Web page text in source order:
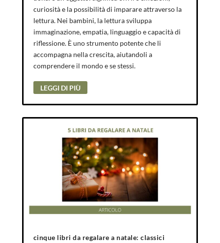
curiosità e la possibilità di imparare attraverso la
lettura. Nei bambini, la lettura sviluppa
immaginazione, empatia, linguaggio e capacità di
riflessione. È uno strumento potente che li
accompagna nella crescita, aiutandoli a
comprendere il mondo e se stessi.
LEGGI DI PIÙ
cinque libri da regalare a natale: classici